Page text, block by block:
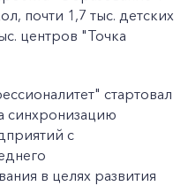
почти 1,7 тыс. детских
центров "Точка
стартовал
синхронизацию
с
в целях развития